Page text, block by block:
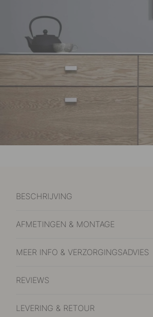
BESCHRIJVING
AFMETINGEN & MONTAGE
MEER INFO & VERZORGINGSADVIES
REVIEWS
LEVERING & RETOUR